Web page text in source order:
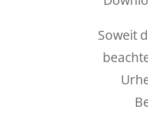
Soweit